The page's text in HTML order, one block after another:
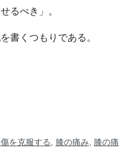
るべき」。
書くつもりである。
を克服する 膝の痛み
膝の痛